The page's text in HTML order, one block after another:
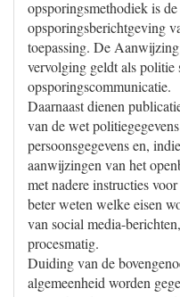
opsporingsmethodiek is
opsporingsberichtgeving
toepassing. De
vervolging geldt als politie
opsporingscommunicatie.
Daarnaast dienen
van de wet
persoonsgegevens en,
aanwijzingen van het
met nadere instructies
beter weten welke eisen
van social media-
procesmatig.
Duiding van de
algemeenheid worden